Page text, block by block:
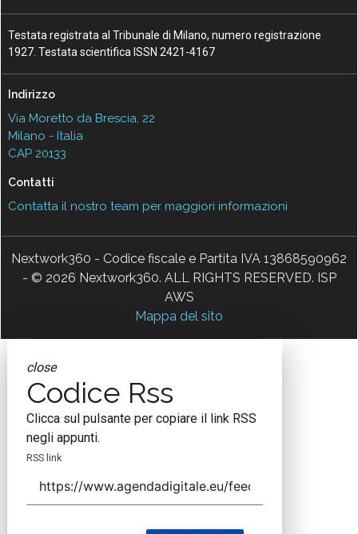
Testata registrata al Tribunale di Milano, numero registrazione
1927. Testata scientifica ISSN 2421-4167
Indirizzo
Via Moretto da Brescia, 22
Milano - Italia
CAP 20133
Contatti
Contatta il nostro team per maggiori informazioni
Nextwork360 - Codice fiscale e Partita IVA 13868590962
- © 2026 Nextwork360. ALL RIGHTS RESERVED. ISP
AWS
Mappa del sito
close
Codice Rss
Clicca sul pulsante per copiare il link RSS
negli appunti.
RSS link